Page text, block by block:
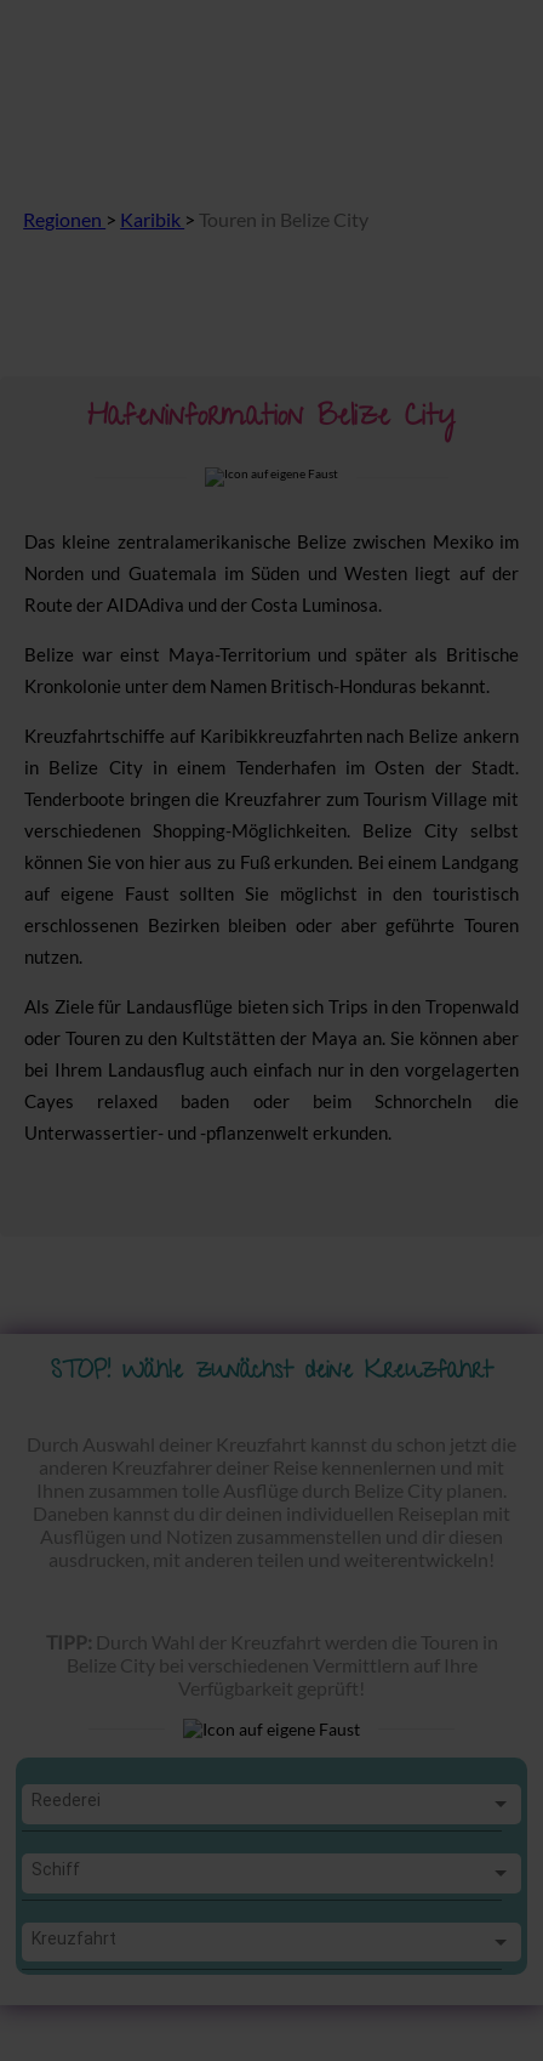
Regionen > Karibik >Touren in Belize City
Hafeninformation Belize City
Das kleine zentralamerikanische Belize zwischen Mexiko im
Norden und Guatemala im Süden und Westen liegt auf der
Route der AIDAdiva und der Costa Luminosa.
Belize war einst Maya-Territorium und später als Britische
Kronkolonie unter dem Namen Britisch-Honduras bekannt.
Kreuzfahrtschiffe auf Karibikkreuzfahrten nach Belize ankern
in Belize City in einem Tenderhafen im Osten der Stadt.
Tenderboote bringen die Kreuzfahrer zum Tourism Village mit
verschiedenen Shopping-Möglichkeiten.
Belize City selbst
können Sie von hier aus zu Fuß erkunden. Bei einem Landgang
auf eigene Faust sollten Sie möglichst in den touristisch
erschlossenen Bezirken bleiben oder aber geführte Touren
nutzen.
Als Ziele für Landausflüge bieten sich Trips in den Tropenwald
oder Touren zu den Kultstätten der Maya an. Sie können aber
bei Ihrem Landausflug auch einfach nur in den vorgelagerten
Cayes relaxed baden oder beim Schnorcheln die
Unterwassertier- und -pflanzenwelt erkunden.
STOP! Wähle zunächst deine Kreuzfahrt
Durch Auswahl deiner Kreuzfahrt kannst du schon jetzt die
anderen Kreuzfahrer deiner Reise kennenlernen und mit
Ihnen zusammen tolle Ausflüge durch Belize City planen.
Daneben kannst du dir deinen individuellen Reiseplan mit
Ausflügen und Notizen zusammenstellen und dir diesen
ausdrucken, mit anderen teilen und weiterentwickeln!
TIPP: Durch Wahl der Kreuzfahrt werden die Touren in
Belize City bei verschiedenen Vermittlern auf Ihre
Verfügbarkeit geprüft!
Reederei
Reederei
Schiff
Schiff
Kreuzfahrt
Kreuzfahrt